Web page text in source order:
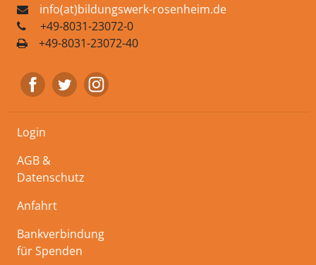
info(at)bildungswerk-rosenheim.de
+49-8031-23072-0
+49-8031-23072-40
Login
AGB &
Datenschutz
Anfahrt
Bankverbindung
für Spenden